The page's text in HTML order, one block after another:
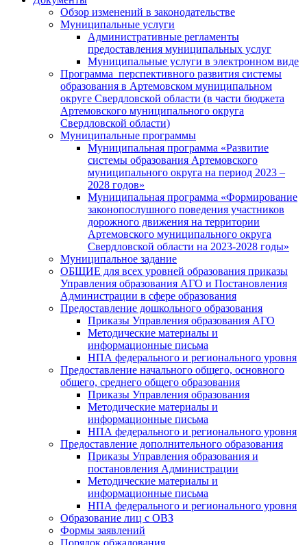
Обзор изменений в законодательстве
Муниципальные услуги
Административные регламенты
предоставления муниципальных услуг
Муниципальные услуги в электронном виде
Программа перспективного развития системы
образования в Артемовском муниципальном
округе Свердловской области (в части бюджета
Артемовского муниципального округа
Свердловской области)
Муниципальные программы
Муниципальная программа «Развитие
системы образования Артемовского
муниципального округа на период 2023 –
2028 годов»
Муниципальная программа «Формирование
законопослушного поведения участников
дорожного движения на территории
Артемовского муниципального округа
Свердловской области на 2023-2028 годы»
Муниципальное задание
ОБЩИЕ для всех уровней образования приказы
Управления образования АГО и Постановления
Администрации в сфере образования
Предоставление дошкольного образования
Приказы Управления образования АГО
Методические материалы и
информационные письма
НПА федерального и регионального уровня
Предоставление начального общего, основного
общего, среднего общего образования
Приказы Управления образования
Методические материалы и
информационные письма
НПА федерального и регионального уровня
Предоставление дополнительного образования
Приказы Управления образования и
постановления Администрации
Методические материалы и
информационные письма
НПА федерального и регионального уровня
Образование лиц с ОВЗ
Формы заявлений